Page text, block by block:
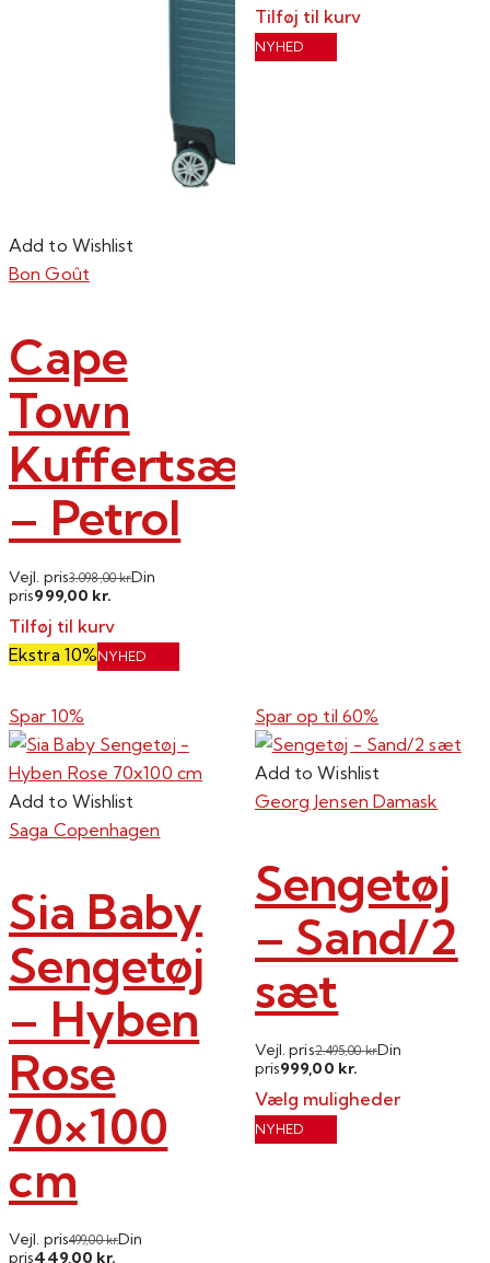
Add to Wishlist
Bon Goût
Cape
Town
Kuffertsæt
– Petrol
Vejl. pris3.098,00kr.Din
pris999,00 kr.
Tilføj til kurv
Ekstra 10%NYHED
Tilføj til kurv
NYHED
Spar 10%
Add to Wishlist
Saga Copenhagen
Sia Baby
Sengetøj
– Hyben
Rose
70×100
cm
Vejl. pris499,00kr.Din
pris449,00 kr.
Spar op til 60%
Add to Wishlist
Georg Jensen Damask
Sengetøj
– Sand/2
sæt
Vejl. pris2.495,00kr.Din
pris999,00 kr.
Vælg muligheder
Dette
NYHED